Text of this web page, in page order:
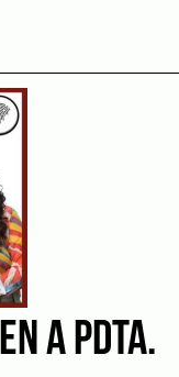
A PDTA.